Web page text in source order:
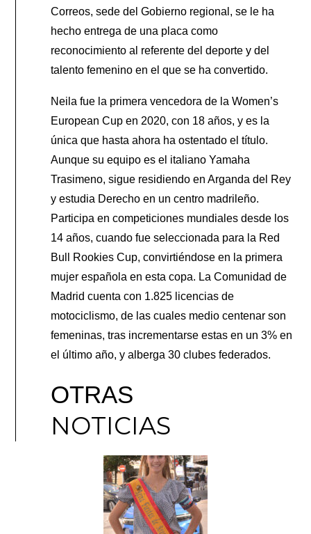
Correos, sede del Gobierno regional, se le ha
hecho entrega de una placa como
reconocimiento al referente del deporte y del
talento femenino en el que se ha convertido.
Neila fue la primera vencedora de la Women’s
European Cup en 2020, con 18 años, y es la
única que hasta ahora ha ostentado el título.
Aunque su equipo es el italiano Yamaha
Trasimeno, sigue residiendo en Arganda del Rey
y estudia Derecho en un centro madrileño.
Participa en competiciones mundiales desde los
14 años, cuando fue seleccionada para la Red
Bull Rookies Cup, convirtiéndose en la primera
mujer española en esta copa. La Comunidad de
Madrid cuenta con 1.825 licencias de
motociclismo, de las cuales medio centenar son
femeninas, tras incrementarse estas en un 3% en
el último año, y alberga 30 clubes federados.
OTRAS
NOTICIAS